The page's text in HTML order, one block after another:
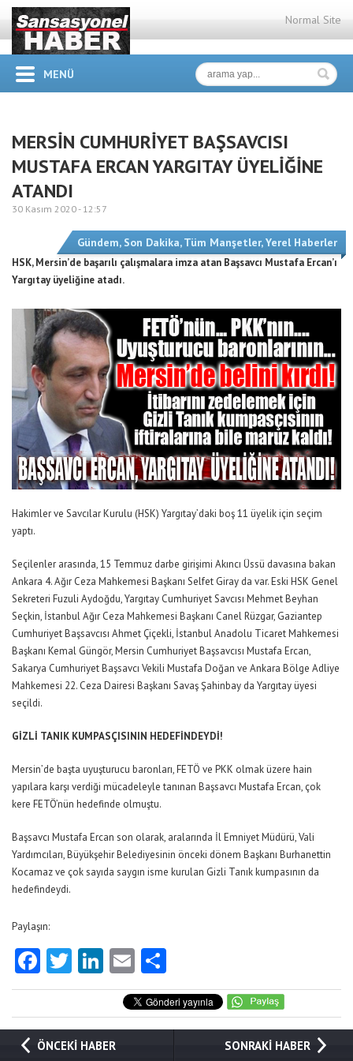
Normal Site
MENÜ
MERSİN CUMHURİYET BAŞSAVCISI
MUSTAFA ERCAN YARGITAY ÜYELİĞİNE
ATANDI
30 Kasım 2020 - 12:57
Gündem, Son Dakika,Tüm Manşetler,Yerel Haberler
HSK, Mersin’de başarılı çalışmalara imza atan Başsavcı Mustafa Ercan’ı
Yargıtay üyeliğine atadı.
Hakimler ve Savcılar Kurulu (HSK) Yargıtay’daki boş 11 üyelik için seçim
yaptı.
Seçilenler arasında, 15 Temmuz darbe girişimi Akıncı Üssü davasına bakan
Ankara 4. Ağır Ceza Mahkemesi Başkanı Selfet Giray da var. Eski HSK Genel
Sekreteri Fuzuli Aydoğdu, Yargıtay Cumhuriyet Savcısı Mehmet Beyhan
Seçkin, İstanbul Ağır Ceza Mahkemesi Başkanı Canel Rüzgar, Gaziantep
Cumhuriyet Başsavcısı Ahmet Çiçekli, İstanbul Anadolu Ticaret Mahkemesi
Başkanı Kemal Güngör, Mersin Cumhuriyet Başsavcısı Mustafa Ercan,
Sakarya Cumhuriyet Başsavcı Vekili Mustafa Doğan ve Ankara Bölge Adliye
Mahkemesi 22. Ceza Dairesi Başkanı Savaş Şahinbay da Yargıtay üyesi
seçildi.
GİZLİ TANIK KUMPASÇISININ HEDEFİNDEYDİ!
Mersin’de başta uyuşturucu baronları, FETÖ ve PKK olmak üzere hain
yapılara karşı verdiği mücadeleyle tanınan Başsavcı Mustafa Ercan, çok
kere FETÖ’nün hedefinde olmuştu.
Başsavcı Mustafa Ercan son olarak, aralarında İl Emniyet Müdürü, Vali
Yardımcıları, Büyükşehir Belediyesinin önceki dönem Başkanı Burhanettin
Kocamaz ve çok sayıda saygın isme kurulan Gizli Tanık kumpasının da
hedefindeydi.
Paylaşın:
Facebook
Twitter
LinkedIn
Email
ÖNCEKİ HABER SONRAKİ HABER